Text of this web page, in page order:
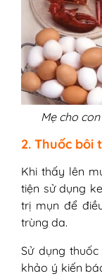
Mẹ cho
2. Thuốc bôi
Khi thấy lên
tiện sử dụng
trị mụn để
trùng da.
Sử dụng
khảo ý kiến